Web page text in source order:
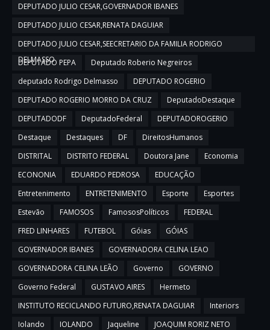
DEPUTADO JULIO CESAR,GOVERNADOR IBANES
DEPUTADO JULIO CESAR,RENATA DAGUIAR
DEPUTADO JULIO CESAR,SEECRETARIO DA FAMILIA RODRIGO
DELMASSO
DEPUTADO PEPA
Deputado Roberio Negreiros
deputado Rodrigo Delmasso
DEPUTADO ROGERIO
DEPUTADO ROGERIO MORRO DA CRUZ
DeputadoDestaque
DEPUTADODF
DeputadoFederal
DEPUTADOROGERIO
Destaque
Destaques DF
DireitosHumanos
DISTRITAL
DISTRITO FEDERAL Doutora Jane
Economia
ECONONIA
EDUARDO PEDROSA
EDUCAÇÃO
Entretenimento
ENTRETENIMENTO Esporte
Esportes
Estevão
FAMOSOS FamososPolíticos
FEDERAL
FRED LINHARES
FUTEBOL Góias
GÓIAS
GOVERNADOR IBANES
GOVERNADORA CELINA LEAO
GOVERNADORA CELINA LEÃO
Governo
GOVERNO
Governo Federal
GUSTAVO AIRES
Hermeto
INSTITUTO RECICLANDO FUTURO,RENATA DAGUIAR
Interiors
Iolando
IOLANDO Jaqueline
JOAQUIM RORIZ NETO